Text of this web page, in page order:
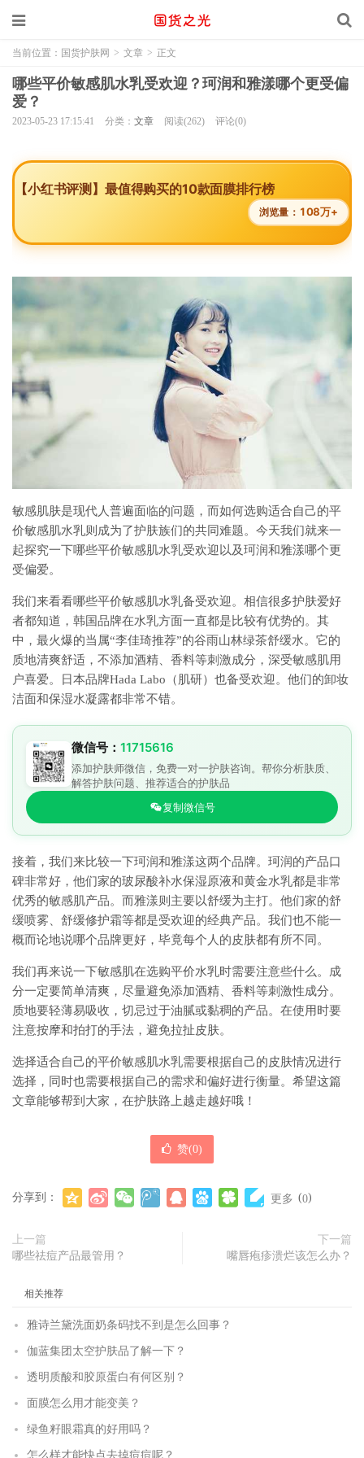
当前位置： 国货护肤网 > 文章 > 正文
哪些平价敏感肌水乳受欢迎？珂润和雅漾哪个更受偏
爱？
2023-05-23 17:15:41 分类： 文章 阅读(262) 评论(0)
【小红书评测】最值得购买的10款面膜排行榜
浏览量： 108万+
敏感肌肤是现代人普遍面临的问题，而如何选购适合自己的平
价敏感肌水乳则成为了护肤族们的共同难题。今天我们就来一
起探究一下哪些平价敏感肌水乳受欢迎以及珂润和雅漾哪个更
受偏爱。
我们来看看哪些平价敏感肌水乳备受欢迎。相信很多护肤爱好
者都知道，韩国品牌在水乳方面一直都是比较有优势的。其
中，最火爆的当属“李佳琦推荐”的谷雨山林绿茶舒缓水。它的
质地清爽舒适，不添加酒精、香料等刺激成分，深受敏感肌用
户喜爱。日本品牌Hada Labo（肌研）也备受欢迎。他们的卸妆
洁面和保湿水凝露都非常不错。
微信号： 11715616
添加护肤师微信，免费一对一护肤咨询。帮你分析肤质、
解答护肤问题、推荐适合的护肤品
复制微信号
接着，我们来比较一下珂润和雅漾这两个品牌。珂润的产品口
碑非常好，他们家的玻尿酸补水保湿原液和黄金水乳都是非常
优秀的敏感肌产品。而雅漾则主要以舒缓为主打。他们家的舒
缓喷雾、舒缓修护霜等都是受欢迎的经典产品。我们也不能一
概而论地说哪个品牌更好，毕竟每个人的皮肤都有所不同。
我们再来说一下敏感肌在选购平价水乳时需要注意些什么。成
分一定要简单清爽，尽量避免添加酒精、香料等刺激性成分。
质地要轻薄易吸收，切忌过于油腻或黏稠的产品。在使用时要
注意按摩和拍打的手法，避免拉扯皮肤。
选择适合自己的平价敏感肌水乳需要根据自己的皮肤情况进行
选择，同时也需要根据自己的需求和偏好进行衡量。希望这篇
文章能够帮到大家，在护肤路上越走越好哦！
赞(0)
分享到： 更多 (0)
上一篇
哪些祛痘产品最管用？
下一篇
嘴唇疱疹溃烂该怎么办？
相关推荐
雅诗兰黛洗面奶条码找不到是怎么回事？
伽蓝集团太空护肤品了解一下？
透明质酸和胶原蛋白有何区别？
面膜怎么用才能变美？
绿鱼籽眼霜真的好用吗？
怎么样才能快点去掉痘痘呢？